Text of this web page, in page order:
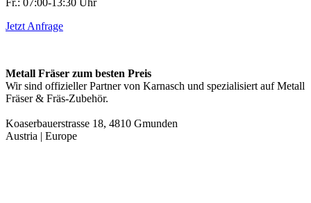
Fr.: 07:00-13:30 Uhr
Jetzt Anfrage
Metall Fräser zum besten Preis
Wir sind offizieller Partner von Karnasch und spezialisiert auf Metall
Fräser & Fräs-Zubehör.
Koaserbauerstrasse 18, 4810 Gmunden
Austria | Europe